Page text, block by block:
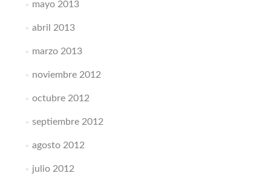
mayo 2013
abril 2013
marzo 2013
noviembre 2012
octubre 2012
septiembre 2012
agosto 2012
julio 2012